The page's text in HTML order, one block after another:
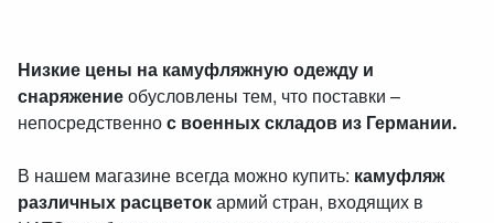
Низкие цены на камуфляжную одежду и
снаряжениеобусловлены тем, что поставки –
непосредственнос военных складов из Германии.
В нашем магазине всегда можно купить: камуфляж
различных расцветокармий стран, входящих в